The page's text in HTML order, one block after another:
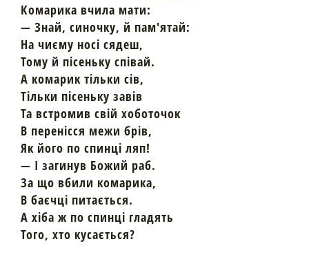
Комарика вчила мати:
— Знай, синочку, й пам'ятай:
На чиєму носі сядеш,
Тому й пісеньку співай.
А комарик тільки сів,
Тільки пісеньку завів
Та встромив свій хоботочок
В перенісся межи брів,
Як його по спинці ляп!
— І загинув Божий раб.
За що вбили комарика,
В баєчці питається.
А хіба ж по спинці гладять
Того, хто кусається?